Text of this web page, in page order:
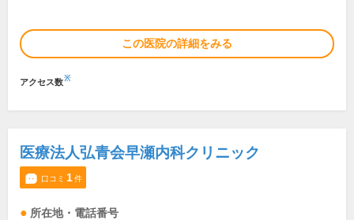
この医院の詳細をみる
アクセス数※
医療法人弘青会早瀬内科クリニック
口コミ 1件
所在地・電話番号